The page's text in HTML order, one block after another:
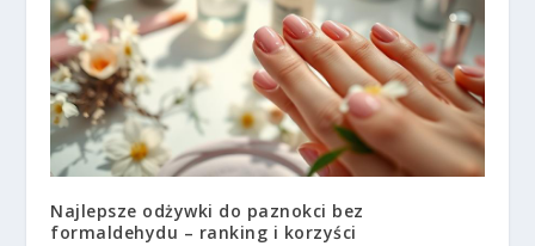
Najlepsze odżywki do paznokci bez
formaldehydu – ranking i korzyści